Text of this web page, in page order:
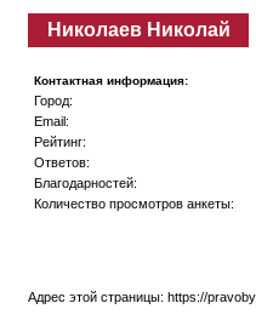
Николаев Николай
Контактная информация:
Город:
Email:
Рейтинг:
Ответов:
Благодарностей:
Количество просмотров анкеты:
Адрес этой страницы: https://